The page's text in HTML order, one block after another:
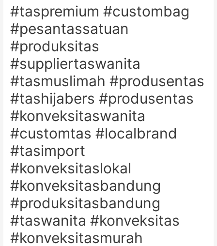
#taspremium #custombag
#pesantassatuan
#produksitas
#suppliertaswanita
#tasmuslimah #produsentas
#tashijabers #produsentas
#konveksitaswanita
#customtas #localbrand
#tasimport
#konveksitaslokal
#konveksitasbandung
#produksitasbandung
#taswanita #konveksitas
#konveksitasmurah